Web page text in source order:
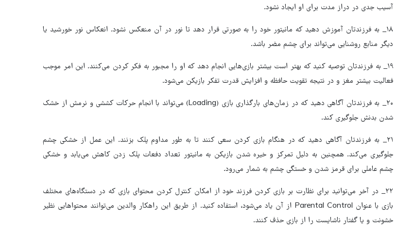
آسیب جدی در دراز مدت برای او ایجاد نشود.
۱۸_ به فرزندتان آموزش دهید که مانیتور خود را به صورتی قرار دهد تا نور در آن منعکس نشود. انعکاس نور خورشید یا
دیگر منابع روشنایی می‌تواند برای چشم مضر باشد.
۱۹_ به فرزندتان توصیه کنید که بهتر است بیشتر بازی‌هایی انجام دهد که او را مجبور به فکر کردن می‌کنند. این امر موجب
فعالیت بیشتر مغز و در نتیجه تقویت حافظه و افزایش قدرت تفکر بازیکن می‌شود.
۲۰_ به فرزندتان آگاهی دهید که در زمان‌های بارگذاری بازی (Loading) می‌تواند با انجام حرکات کششی و نرمش از خشک
شدن بدنش جلوگیری کند.
۲۱_ به فرزندتان آگاهی دهید که در هنگام بازی کردن سعی کنند تا به طور مداوم پلک بزنند. این عمل از خشکی چشم
جلوگیری می‌کند. همچنین به دلیل تمرکز و خیره شدن بازیکن به مانیتور تعداد دفعات پلک زدن کاهش می‌یابد و خشکی
چشم عاملی برای قرمز شدن و خستگی چشم به شمار می‌رود.
۲۲_ در آخر می‌توانید برای نظارت بر بازی کردن فرزند خود از امکان کنترل کردن محتوای بازی که در دستگاه‌های مختلف
بازی با عنوان Parental Control از آن یاد می‌شود، استفاده کنید. از طریق این راهکار والدین می‌توانند محتواهایی نظیر
خشونت و یا گفتار ناشایست را از بازی حذف کنند.